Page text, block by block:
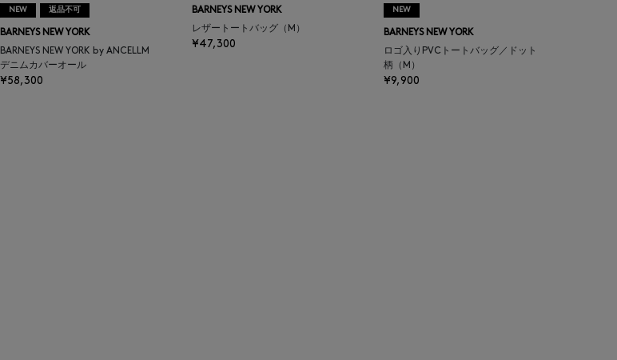
NEW 返品不可
BARNEYS NEW YORK
BARNEYS NEW YORK by ANCELLM
デニムカバーオール
¥58,300
BARNEYS NEW YORK
レザートートバッグ（M）
¥47,300
NEW
BARNEYS NEW YORK
ロゴ入りPVCトートバッグ／ドット
柄（M）
¥9,900